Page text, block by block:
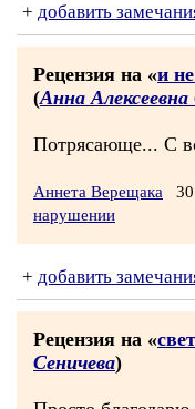
+ добавить
Рецензия на «и
(Анна Алексеевна
Потрясающе... С
Аннета Верещака
нарушении
+ добавить
Рецензия на «
Сеничева)